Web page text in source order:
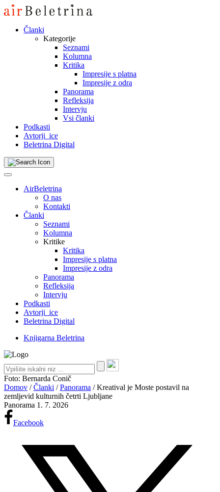
Skip
to
content
Članki
Kategorije
Seznami
Kolumna
Kritika
Impresije s platna
Impresije z odra
Panorama
Refleksija
Intervju
Vsi članki
Podkasti
Avtorji_ice
Beletrina Digital
AirBeletrina
O nas
Kontakti
Članki
Seznami
Kolumna
Kritike
Kritika
Impresije s platna
Impresije z odra
Panorama
Refleksija
Intervju
Podkasti
Avtorji_ice
Beletrina Digital
Knjigarna Beletrina
Foto: Bernarda Conič
Domov /Članki /Panorama /Kreatival je Moste postavil na
zemljevid kulturnih četrti Ljubljane
Panorama 1. 7. 2026
Facebook